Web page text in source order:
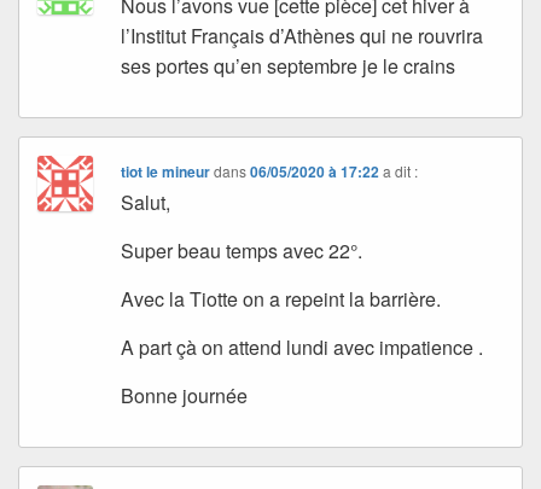
Nous l’avons vue [cette pièce] cet hiver à
l’Institut Français d’Athènes qui ne rouvrira
ses portes qu’en septembre je le crains
tiot le mineurdans06/05/2020 à 17:22 a dit :
Salut,
Super beau temps avec 22°.
Avec la Tiotte on a repeint la barrière.
A part çà on attend lundi avec impatience .
Bonne journée